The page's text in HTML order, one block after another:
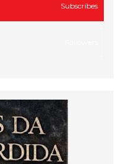
Subscribes